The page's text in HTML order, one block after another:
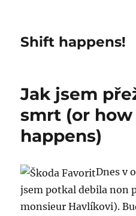
Shift happens!
Jak jsem
smrt (or
happens)
Dnes v
jsem potkal debila non
monsieur Havlíkovi).